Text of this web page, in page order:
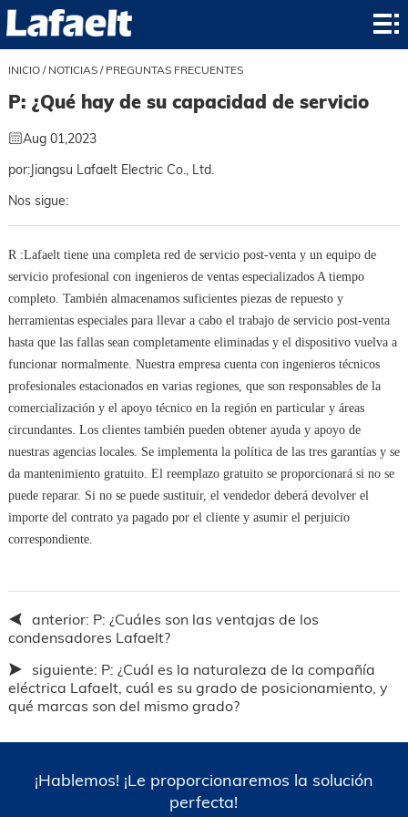
Inicio
producto
aplicación
noticias
Contacto
contacto
INICIO/ NOTICIAS/ PREGUNTAS FRECUENTES
P: ¿Qué hay de su capacidad de servicio
Aug 01,2023
por:Jiangsu Lafaelt Electric Co., Ltd.
Nos sigue:
R :Lafaelt tiene una completa red de servicio post-venta y un equipo de
servicio profesional con ingenieros de ventas especializados A tiempo
completo. También almacenamos suficientes piezas de repuesto y
herramientas especiales para llevar a cabo el trabajo de servicio post-venta
hasta que las fallas sean completamente eliminadas y el dispositivo vuelva a
funcionar normalmente. Nuestra empresa cuenta con ingenieros técnicos
profesionales estacionados en varias regiones, que son responsables de la
comercialización y el apoyo técnico en la región en particular y áreas
circundantes. Los clientes también pueden obtener ayuda y apoyo de
nuestras agencias locales. Se implementa la política de las tres garantías y se
da mantenimiento gratuito. El reemplazo gratuito se proporcionará si no se
puede reparar. Si no se puede sustituir, el vendedor deberá devolver el
importe del contrato ya pagado por el cliente y asumir el perjuicio
correspondiente.
anterior: P: ¿Cuáles son las ventajas de los
condensadores Lafaelt?
siguiente: P: ¿Cuál es la naturaleza de la compañía
eléctrica Lafaelt, cuál es su grado de posicionamiento, y
qué marcas son del mismo grado?
¡Hablemos! ¡Le proporcionaremos la solución
perfecta!